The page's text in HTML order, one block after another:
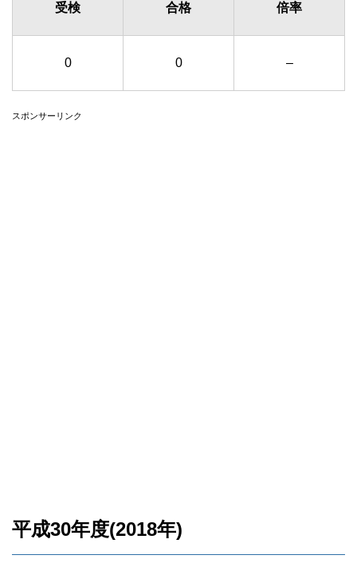
受検 合格 倍率
0 0 –
スポンサーリンク
平成30年度(2018年)